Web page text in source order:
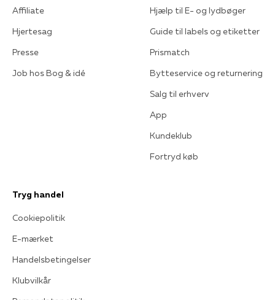
Affiliate
Hjertesag
Presse
Job hos Bog & idé
Hjælp til E- og lydbøger
Guide til labels og etiketter
Prismatch
Bytteservice og returnering
Salg til erhverv
App
Kundeklub
Fortryd køb
Tryg handel
Cookiepolitik
E-mærket
Handelsbetingelser
Klubvilkår